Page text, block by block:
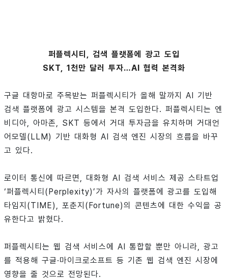
퍼플렉시티, 검색 플랫폼에 광고 도입
SKT, 1천만 달러 투자…AI 협력 본격화
구글 대항마로 주목받는 퍼플렉시티가 올해 말까지 AI 기반
검색 플랫폼에 광고 시스템을 본격 도입한다. 퍼플렉시티는 엔
비디아, 아마존, SKT 등에서 거대 투자금을 유치하며 거대언
어모델(LLM) 기반 대화형 AI 검색 엔진 시장의 흐름을 바꾸
고 있다.
로이터 통신에 따르면, 대화형 AI 검색 서비스 제공 스타트업
‘퍼플렉시티(Perplexity)’가 자사의 플랫폼에 광고를 도입해
타임지(TIME), 포춘지(Fortune)의 콘텐츠에 대한 수익을 공
유한다고 밝혔다.
퍼플렉시티는 웹 검색 서비스에 AI 통합할 뿐만 아니라, 광고
를 적용해 구글·마이크로소프트 등 기존 웹 검색 엔진 시장에
영향을 줄 것으로 전망된다.